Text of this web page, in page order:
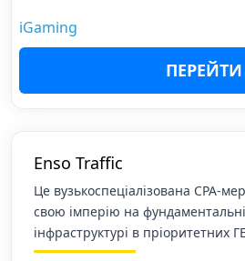
iGaming
ПЕРЕЙТИ
Enso Traffic
Це вузькоспеціалізована CPA-
свою імперію на
інфраструктурі в пріоритетних